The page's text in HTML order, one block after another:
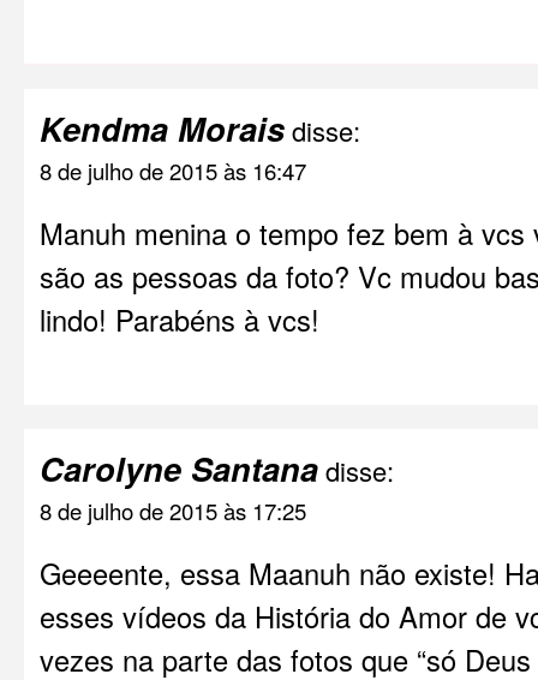
Kendma Moraisdisse:
8 de julho de 2015 às 16:47
Manuh menina o tempo fez bem à
são as pessoas da foto? Vc mudou
lindo! Parabéns à vcs!
Carolyne Santanadisse:
8 de julho de 2015 às 17:25
Geeeente, essa Maanuh não existe!
esses vídeos da História do Amor de
vezes na parte das fotos que “só